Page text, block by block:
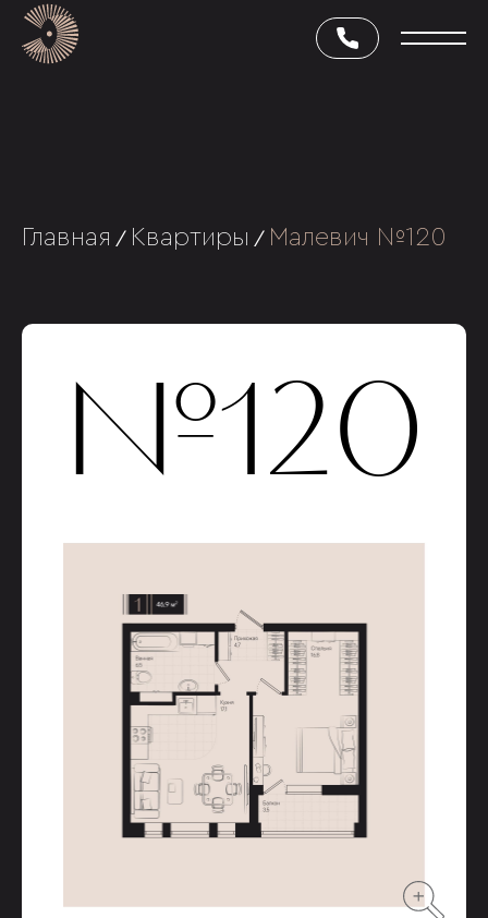
Главная / Квартиры / Малевич №120
№120